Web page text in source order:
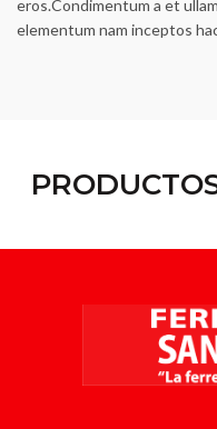
eros.Condimentum a et
elementum nam inceptos